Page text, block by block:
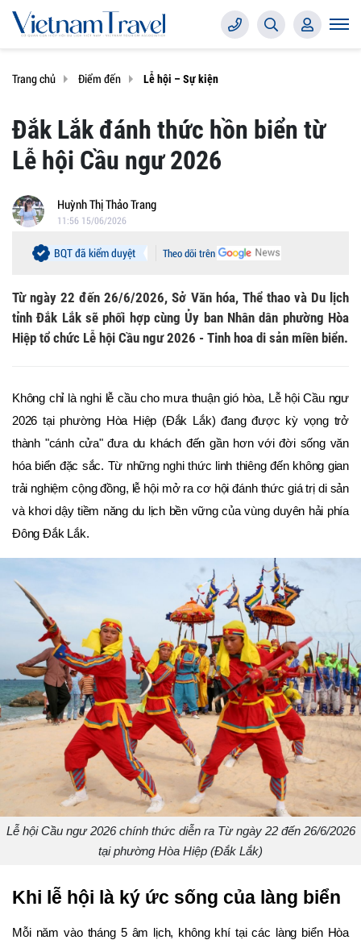
Trang chủ Điểm đến Lễ hội – Sự kiện
Đắk Lắk đánh thức hồn biển từ
Lễ hội Cầu ngư 2026
Huỳnh Thị Thảo Trang
11:56 15/06/2026
Theo dõi trên
BQT đã kiểm duyệt
Từ ngày 22 đến 26/6/2026, Sở Văn hóa, Thể thao và Du lịch
tỉnh Đắk Lắk sẽ phối hợp cùng Ủy ban Nhân dân phường Hòa
Hiệp tổ chức Lễ hội Cầu ngư 2026 - Tinh hoa di sản miền biển.
Không chỉ là nghi lễ cầu cho mưa thuận gió hòa, Lễ hội Cầu ngư
2026 tại phường Hòa Hiệp (Đắk Lắk) đang được kỳ vọng trở
thành "cánh cửa" đưa du khách đến gần hơn với đời sống văn
hóa biển đặc sắc. Từ những nghi thức linh thiêng đến không gian
trải nghiệm cộng đồng, lễ hội mở ra cơ hội đánh thức giá trị di sản
và khơi dậy tiềm năng du lịch bền vững của vùng duyên hải phía
Đông Đắk Lắk.
Lễ hội Cầu ngư 2026 chính thức diễn ra Từ ngày 22 đến 26/6/2026
tại phường Hòa Hiệp (Đắk Lắk)
Khi lễ hội là ký ức sống của làng biển
Mỗi năm vào tháng 5 âm lịch, không khí tại các làng biển Hòa